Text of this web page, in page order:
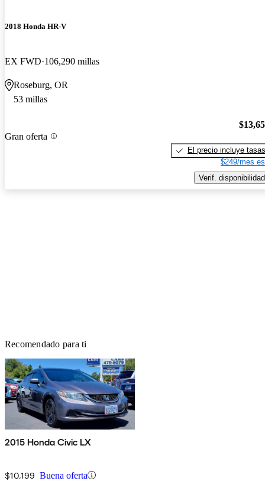
2018 Honda HR-V
EX FWD 106,290 millas
Roseburg, OR
53 millas
Gran oferta
El precio incluye tasas
$249/mes
Verif. disponibilidad
Recomendado para ti
2015 Honda Civic LX
$10,199 Buena oferta